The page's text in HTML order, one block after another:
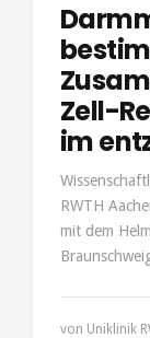
Zell-
im
RWTH
mit dem
von Uniklinik